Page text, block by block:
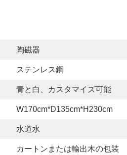
陶磁器
ステンレス鋼
青と白、カスタマイズ可能
W170cm*D135cm*H230cm
水道水
カートンまたは輸出木の包装